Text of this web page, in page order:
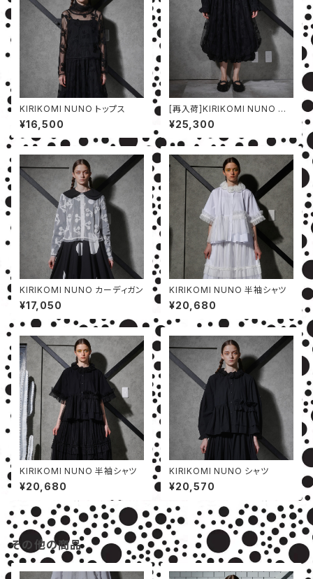
KIRIKOMI NUNO トップス
¥16,500
[再入荷]KIRIKOMI NUNO ス
カート
¥25,300
KIRIKOMI NUNO カーディガン
¥17,050
KIRIKOMI NUNO 半袖シャツ
¥20,680
KIRIKOMI NUNO 半袖シャツ
¥20,680
KIRIKOMI NUNO シャツ
¥20,570
その他の商品